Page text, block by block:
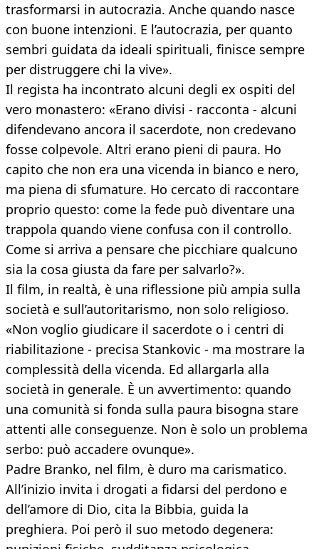
trasformarsi in autocrazia. Anche quando nasce
con buone intenzioni. E l’autocrazia, per quanto
sembri guidata da ideali spirituali, finisce sempre
per distruggere chi la vive».
Il regista ha incontrato alcuni degli ex ospiti del
vero monastero: «Erano divisi - racconta - alcuni
difendevano ancora il sacerdote, non credevano
fosse colpevole. Altri erano pieni di paura. Ho
capito che non era una vicenda in bianco e nero,
ma piena di sfumature. Ho cercato di raccontare
proprio questo: come la fede può diventare una
trappola quando viene confusa con il controllo.
Come si arriva a pensare che picchiare qualcuno
sia la cosa giusta da fare per salvarlo?».
Il film, in realtà, è una riflessione più ampia sulla
società e sull’autoritarismo, non solo religioso.
«Non voglio giudicare il sacerdote o i centri di
riabilitazione - precisa Stankovic - ma mostrare la
complessità della vicenda. Ed allargarla alla
società in generale. È un avvertimento: quando
una comunità si fonda sulla paura bisogna stare
attenti alle conseguenze. Non è solo un problema
serbo: può accadere ovunque».
Padre Branko, nel film, è duro ma carismatico.
All’inizio invita i drogati a fidarsi del perdono e
dell’amore di Dio, cita la Bibbia, guida la
preghiera. Poi però il suo metodo degenera: